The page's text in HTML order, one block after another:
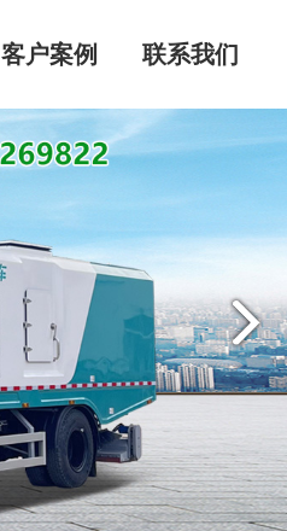
客户案例 联系我们